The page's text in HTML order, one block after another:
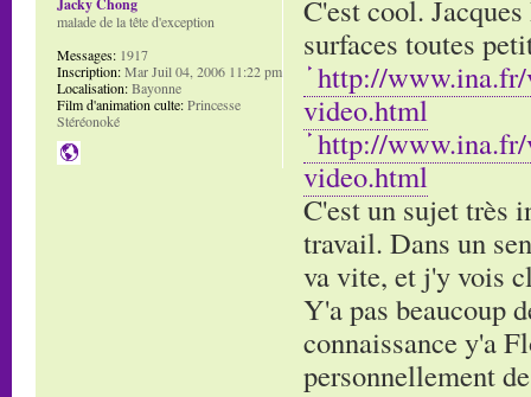
C'est cool.
surfaces toutes
http://www.ina.fr/
video.html
http://www.ina.fr/
video.html
C'est un sujet très
travail. Dans un
va vite, et j'y vois
Y'a pas beaucoup
connaissance y'a
personnellement
malade de la tête d'exception
Messages: 1917
Inscription:Mar Juil 04, 2006 11:22 pm
Localisation:Bayonne
Film d'animation culte:Princesse
Stéréonoké